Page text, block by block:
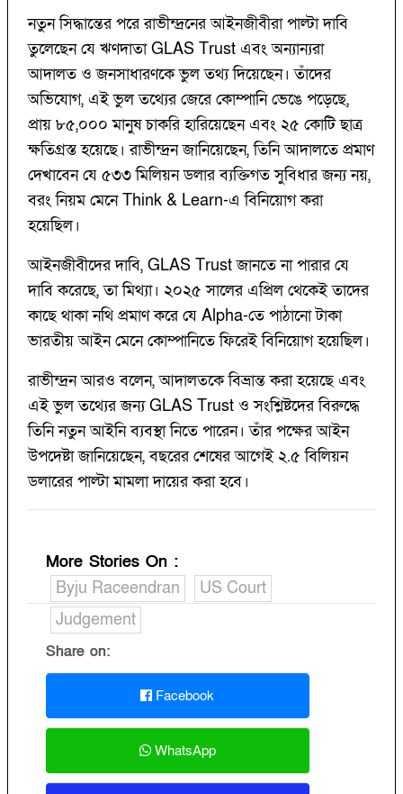
নতুন সিদ্ধান্তের পরে রাভীন্দ্রনের আইনজীবীরা পাল্টা দাবি
তুলেছেন যে ঋণদাতা GLAS Trust এবং অন্যান্যরা
আদালত ও জনসাধারণকে ভুল তথ্য দিয়েছেন। তাঁদের
অভিযোগ, এই ভুল তথ্যের জেরে কোম্পানি ভেঙে পড়েছে,
প্রায় ৮৫,০০০ মানুষ চাকরি হারিয়েছেন এবং ২৫ কোটি ছাত্র
ক্ষতিগ্রস্ত হয়েছে। রাভীন্দ্রন জানিয়েছেন, তিনি আদালতে প্রমাণ
দেখাবেন যে ৫৩৩ মিলিয়ন ডলার ব্যক্তিগত সুবিধার জন্য নয়,
বরং নিয়ম মেনে Think & Learn-এ বিনিয়োগ করা
হয়েছিল।
আইনজীবীদের দাবি, GLAS Trust জানতে না পারার যে
দাবি করেছে, তা মিথ্যা। ২০২৫ সালের এপ্রিল থেকেই তাদের
কাছে থাকা নথি প্রমাণ করে যে Alpha-তে পাঠানো টাকা
ভারতীয় আইন মেনে কোম্পানিতে ফিরেই বিনিয়োগ হয়েছিল।
রাভীন্দ্রন আরও বলেন, আদালতকে বিভ্রান্ত করা হয়েছে এবং
এই ভুল তথ্যের জন্য GLAS Trust ও সংশ্লিষ্টদের বিরুদ্ধে
তিনি নতুন আইনি ব্যবস্থা নিতে পারেন। তাঁর পক্ষের আইন
উপদেষ্টা জানিয়েছেন, বছরের শেষের আগেই ২.৫ বিলিয়ন
ডলারের পাল্টা মামলা দায়ের করা হবে।
More Stories On :
Byju Raceendran
US Court
Judgement
Share on:
Facebook
WhatsApp